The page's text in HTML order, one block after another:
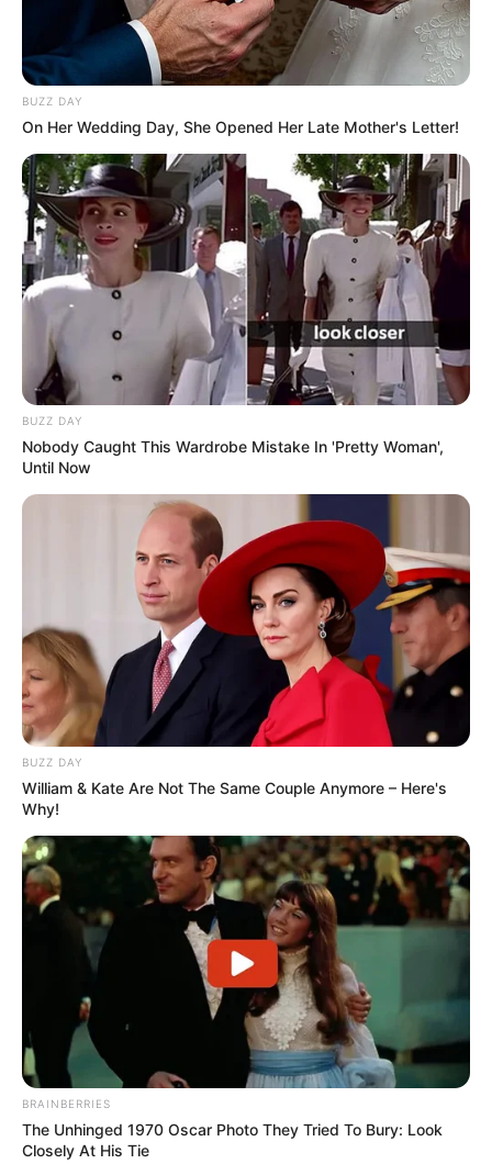
BUZZ DAY
On Her Wedding Day, She Opened Her Late Mother's Letter!
BUZZ DAY
Nobody Caught This Wardrobe Mistake In 'Pretty Woman',
Until Now
BUZZ DAY
William & Kate Are Not The Same Couple Anymore – Here's
Why!
BRAINBERRIES
The Unhinged 1970 Oscar Photo They Tried To Bury: Look
Closely At His Tie